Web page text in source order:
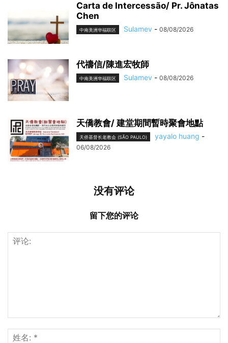
Carta de Intercessão/ Pr. Jônatas
Chen
中南美洲华福联区 Sulamev - 08/08/2026
代禱信/陳進宏牧師
中南美洲华福联区 Sulamev - 08/08/2026
天僑教會/ 建堂期間暫時聚會地點
天侨基督长老教会 (SÃO PAULO) yayalo huang -
06/08/2026
没有评论
留下您的评论